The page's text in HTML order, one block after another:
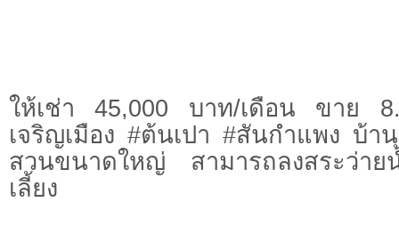
ให้เช่า 45,000 บาท/เดือน ขาย
เจริญเมือง #ต้นเปา #สันกำแพง บ้
สวนขนาดใหญ่ สามารถลงสระว่าย
เลี้ยง